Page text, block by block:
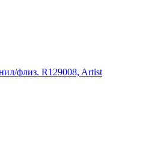
флиз. R129008, Artist